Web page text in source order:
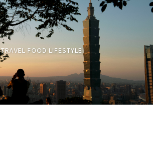
TRAVEL FOOD LIFESTYLE